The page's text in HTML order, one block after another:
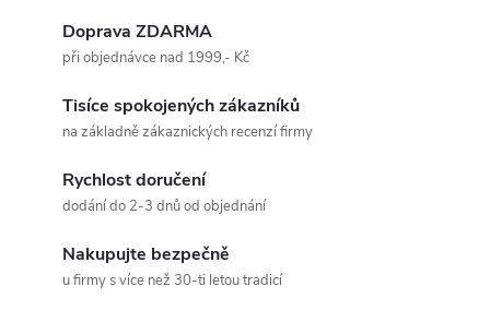
Doprava ZDARMA
při objednávce nad 1999,- Kč
Tisíce spokojených zákazníků
na základně zákaznických recenzí firmy
Rychlost doručení
dodání do 2-3 dnů od objednání
Nakupujte bezpečně
u firmy s více než 30-ti letou tradicí